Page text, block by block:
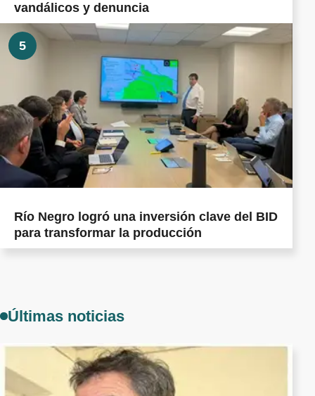
vandálicos y denuncia
5
Río Negro logró una inversión clave del BID
para transformar la producción
Últimas noticias